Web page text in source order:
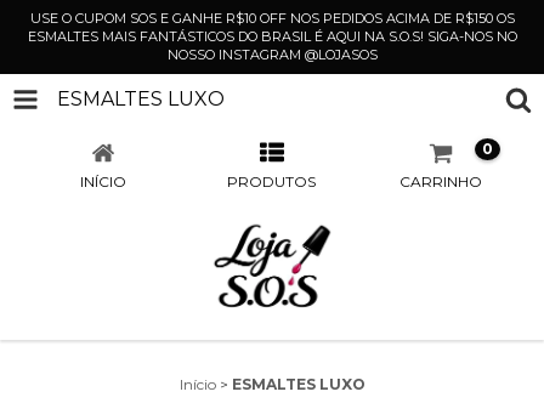
USE O CUPOM SOS E GANHE R$10 OFF NOS PEDIDOS ACIMA DE R$150 OS
ESMALTES MAIS FANTÁSTICOS DO BRASIL É AQUI NA S.O.S! SIGA-NOS NO
NOSSO INSTAGRAM @LOJASOS
ESMALTES LUXO
INÍCIO PRODUTOS CARRINHO
0
Início > ESMALTES LUXO